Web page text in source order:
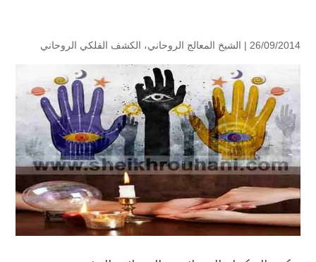
26/09/2014 | الشيخ المعالج الروحاني، الكشف الفلكي الروحاني